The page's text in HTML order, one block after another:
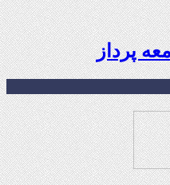
پرداز